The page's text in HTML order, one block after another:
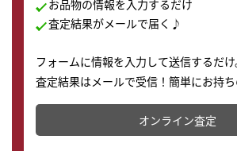
お品物の情報を入力するだけ
査定結果がメールで届く♪
フォームに情報を入力して送信するだけ
査定結果はメールで受信！簡単にお持
かります。
オンライン査定